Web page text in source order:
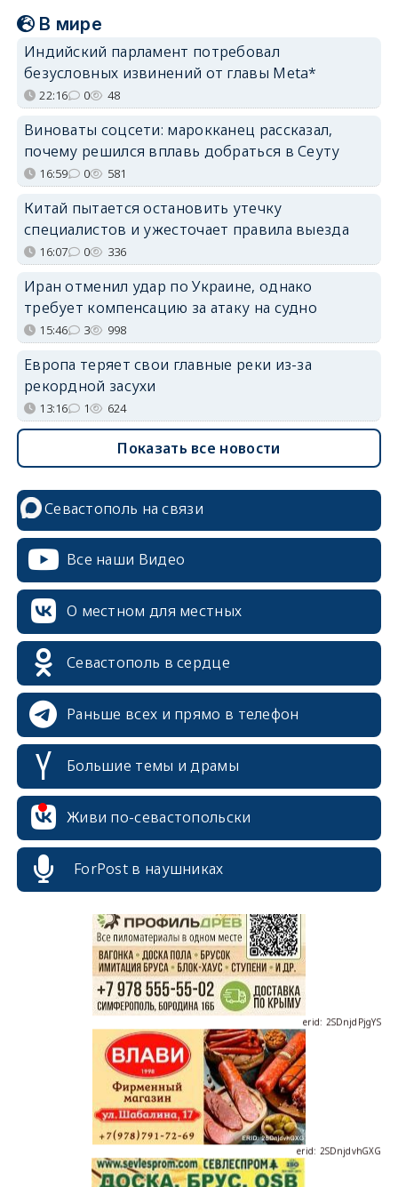
В мире
Индийский парламент потребовал
безусловных извинений от главы Meta*
22:16 0 48
Виноваты соцсети: марокканец рассказал,
почему решился вплавь добраться в Сеуту
16:59 0 581
Китай пытается остановить утечку
специалистов и ужесточает правила выезда
16:07 0 336
Иран отменил удар по Украине, однако
требует компенсацию за атаку на судно
15:46 3 998
Европа теряет свои главные реки из-за
рекордной засухи
13:16 1 624
Показать все новости
Севастополь на связи
Все наши Видео
О местном для местных
Севастополь в сердце
Раньше всех и прямо в телефон
Большие темы и драмы
Живи по-севастопольски
ForPost в наушниках
erid: 2SDnjcrDNw6
erid: 2SDnjdPjgYS
erid: 2SDnjdvhGXG